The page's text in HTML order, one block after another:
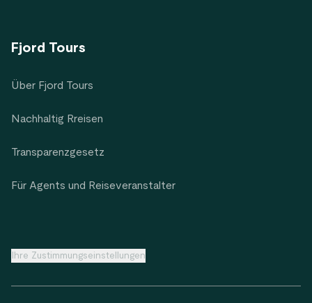
Fjord Tours
Über Fjord Tours
Nachhaltig Rreisen
Transparenzgesetz
Für Agents und Reiseveranstalter
Ihre Zustimmungseinstellungen